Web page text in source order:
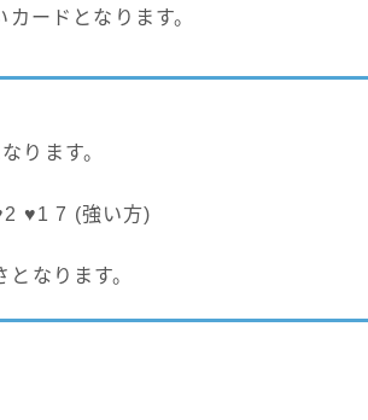
ードとなります。
ります。
♥1 7 (強い方)
なります。